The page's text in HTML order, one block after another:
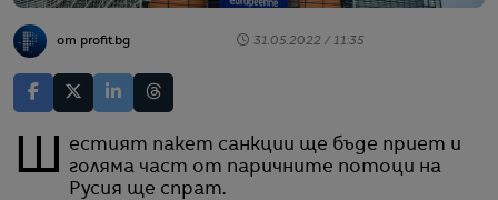
от profit.bg 31.05.2022 / 11:35
Шестият пакет санкции ще бъде приет и
голяма част от паричните потоци на
Русия ще спрат.